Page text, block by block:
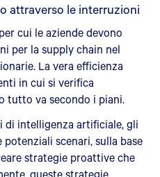
attraverso le interruzioni
cui le aziende devono
per la supply chain nel
La vera efficienza
in cui si verifica
tutto va secondo i piani.
intelligenza artificiale, gli
scenari, sulla base
strategie proattive che
queste strategie